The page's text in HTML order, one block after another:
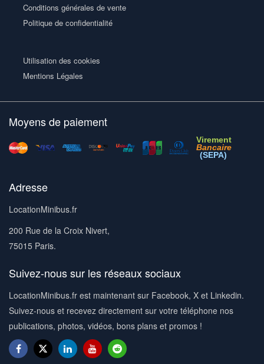
Conditions générales de vente
Politique de confidentialité
Utilisation des cookies
Mentions Légales
Moyens de paiement
Virement
Bancaire
(SEPA)
Adresse
LocationMinibus.fr
200 Rue de la Croix Nivert,
75015 Paris.
Suivez-nous sur les réseaux sociaux
LocationMinibus.fr est maintenant sur Facebook, X et Linkedin.
Suivez-nous et recevez directement sur votre téléphone nos
publications, photos, vidéos, bons plans et promos !